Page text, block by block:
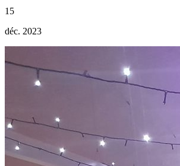
15
déc. 2023